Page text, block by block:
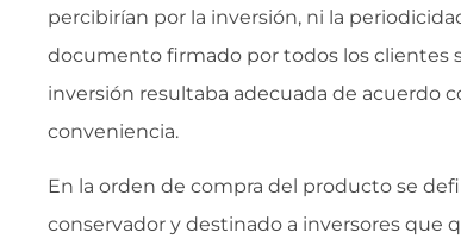
percibirían por la inversión, ni la
documento firmado por todos los clientes
inversión resultaba adecuada de acuerdo
conveniencia.
En la orden de compra del producto se
conservador y destinado a inversores que